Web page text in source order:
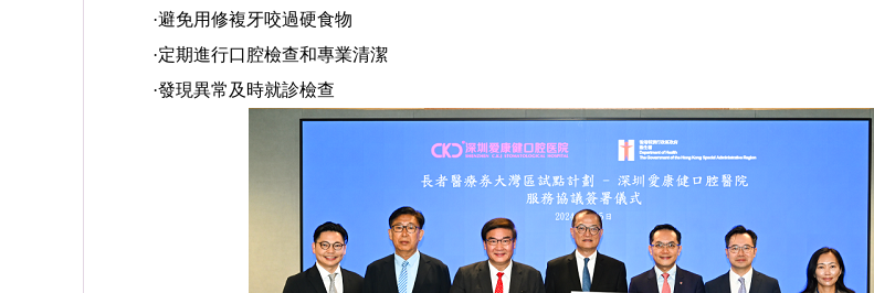
·避免用修複牙咬過硬食物
·定期進行口腔檢查和專業清潔
·發現異常及時就診檢查